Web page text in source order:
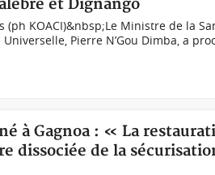
et Dignango
KOACI)&nbsp;Le Ministre de la
Pierre N’Gou Dimba, a
à Gagnoa : « La
dissociée de la